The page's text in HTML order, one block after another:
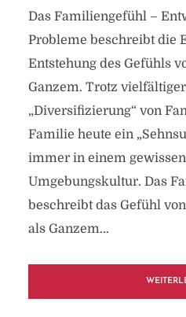
Das Familiengefühl –
Probleme beschreibt die
Entstehung des Gefühls
Ganzem. Trotz
„Diversifizierung“ von
Familie heute ein
immer in einem
Umgebungskultur. Das
beschreibt das Gefühl
als Ganzem...